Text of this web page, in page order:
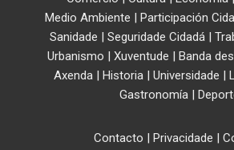
Medio Ambiente | Participación
Sanidade | Seguridade Cidadá |
Urbanismo | Xuventude | Banda
Axenda| Historia| Universidade |
Gastronomía |
Contacto | Privacidade |